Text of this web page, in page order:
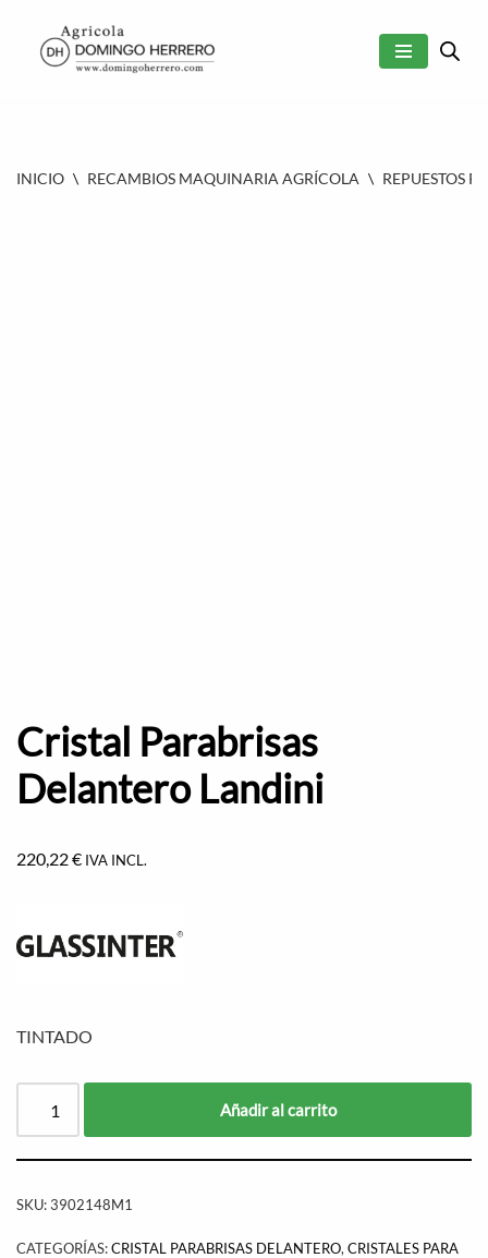
SALTAR
INICIO \ RECAMBIOS MAQUINARIA AGRÍCOLA \ REPUESTOS
Cristal Parabrisas
Delantero Landini
220,22€ IVA INCL.
TINTADO
Añadir al carrito
SKU:3902148M1
CATEGORÍAS:CRISTAL PARABRISAS DELANTERO, CRISTALES PARA